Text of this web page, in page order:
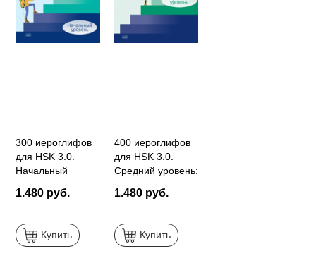
300 иероглифов
для HSK 3.0.
Начальный
пособие
1.480 руб.
Купить
400 иероглифов
для HSK 3.0.
Средний уровень:
1.480 руб.
Купить